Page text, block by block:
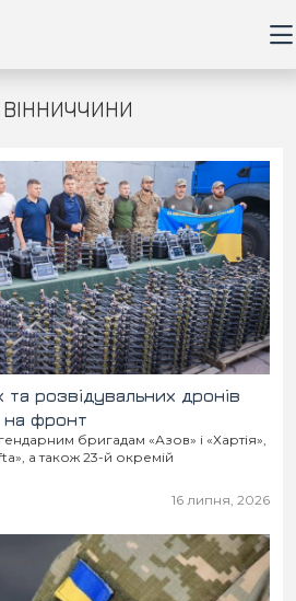
розвідувальних дронів
на фронт
бригадам «Азов» і «Хартія»,
а також 23-й окремій
16 липня, 2026